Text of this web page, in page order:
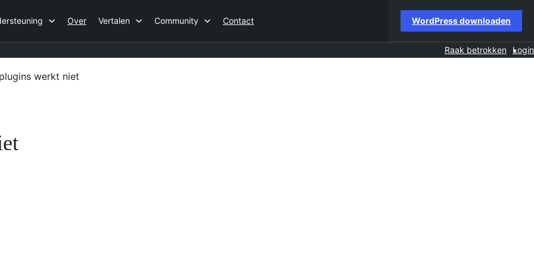
Over Vertalen Community Contact WordPress downloaden
Raak betrokken Login
werkt niet